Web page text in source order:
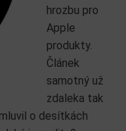
hrozbu pro
Apple
produkty.
Článek
samotný už
zdaleka tak
o desítkách